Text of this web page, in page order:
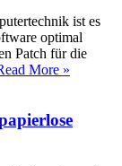
ist es
optimal
Patch für die
More »